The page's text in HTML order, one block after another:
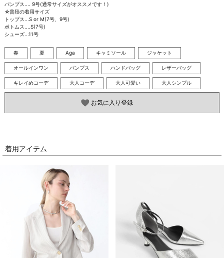
パンプス.... 9号(通常サイズがオススメです！)
☆普段の着用サイズ
トップス...S or M(7号、9号)
ボトムス....S(7号)
シューズ...11号
春 夏 Aga キャミソール ジャケット
オールインワン パンプス ハンドバッグ レザーバッグ
キレイめコーデ 大人コーデ 大人可愛い 大人シンプル
お気に入り登録
着用アイテム